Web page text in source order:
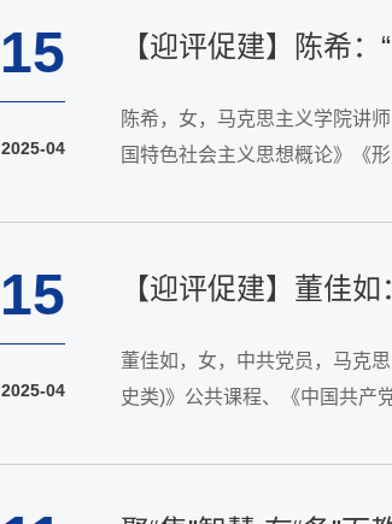
15
2025-04
【迎评促建】陈希
陈希，女，马克思主义学院讲
国特色社会主义思想概论》《
15
2025-04
【迎评促建】董佳
董佳如，女，中共党员，马克
史类)》公共课程、《中国共产